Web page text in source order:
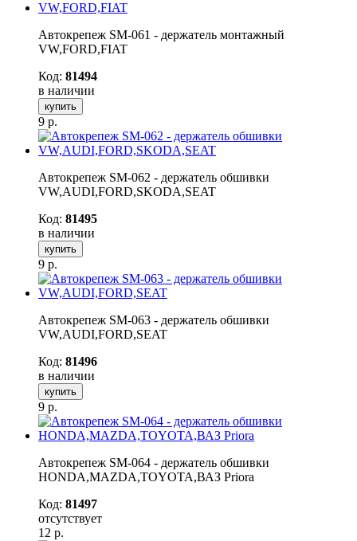
Автокрепеж SM-061 - держатель монтажный
VW,FORD,FIAT
Код: 81494
в наличии
купить
9 р.
Автокрепеж SM-062 - держатель обшивки
VW,AUDI,FORD,SKODA,SEAT
Код: 81495
в наличии
купить
9 р.
Автокрепеж SM-063 - держатель обшивки
VW,AUDI,FORD,SEAT
Код: 81496
в наличии
купить
9 р.
Автокрепеж SM-064 - держатель обшивки
HONDA,MAZDA,TOYOTA,ВАЗ Priora
Код: 81497
отсутствует
12 р.